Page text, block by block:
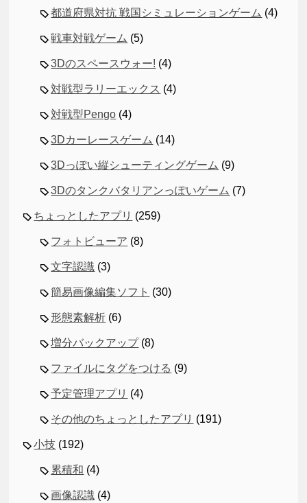
都道府県対抗 戦国シミュレーションゲーム (4)
戦車対戦ゲーム (5)
3Dのスペースウォー! (4)
対戦型ラリーエックス (4)
対戦型Pengo (4)
3Dカーレースゲーム (14)
3Dっぽい縦シューティングゲーム (9)
3Dのタンクバタリアンっぽいゲーム (7)
ちょっとしたアプリ (259)
フォトビューア (8)
文字認識 (3)
簡易画像編集ソフト (30)
形態素解析 (6)
増分バックアップ(8)
ファイルにタグをつける (9)
予定管理アプリ (4)
その他のちょっとしたアプリ (191)
小技 (192)
累積和 (4)
画像認識 (4)